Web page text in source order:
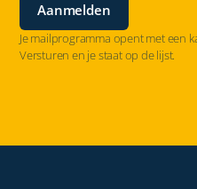
Aanmelden
Je mailprogramma opent met een
Versturen en je staat op de lijst.